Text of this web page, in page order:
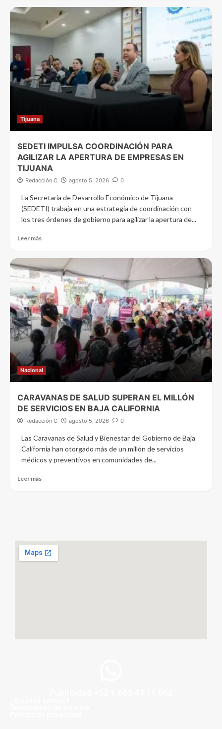
Tijuana
SEDETI IMPULSA COORDINACIÓN PARA
AGILIZAR LA APERTURA DE EMPRESAS EN
TIJUANA
Redacción C agosto 5, 2026 0
La Secretaría de Desarrollo Económico de Tijuana
(SEDETI) trabaja en una estrategia de coordinación con
los tres órdenes de gobierno para agilizar la apertura de...
Leer más
Nacional
CARAVANAS DE SALUD SUPERAN EL MILLÓN
DE SERVICIOS EN BAJA CALIFORNIA
Redacción C agosto 5, 2026 0
Las Caravanas de Salud y Bienestar del Gobierno de Baja
California han otorgado más de un millón de servicios
médicos y preventivos en comunidades de...
Leer más